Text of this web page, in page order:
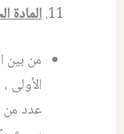
المادة
من بين
الأولى
عدد من